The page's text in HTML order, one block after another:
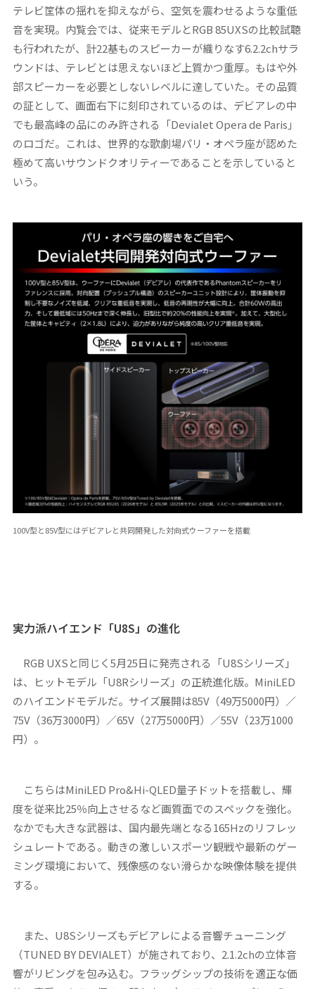
テレビ筐体の揺れを抑えながら、空気を震わせるような重低
音を実現。内覧会では、従来モデルとRGB 85UXSの比較試聴
も行われたが、計22基ものスピーカーが織りなす6.2.2chサラ
ウンドは、テレビとは思えないほど上質かつ重厚。もはや外
部スピーカーを必要としないレベルに達していた。その品質
の証として、画面右下に刻印されているのは、デビアレの中
でも最高峰の品にのみ許される「Devialet Opera de Paris」
のロゴだ。これは、世界的な歌劇場パリ・オペラ座が認めた
極めて高いサウンドクオリティーであることを示していると
いう。
100V型と85V型にはデビアレと共同開発した対向式ウーファーを搭載
実力派ハイエンド「U8S」の進化
RGB UXSと同じく5月25日に発売される「U8Sシリーズ」
は、ヒットモデル「U8Rシリーズ」の正統進化版。MiniLED
のハイエンドモデルだ。サイズ展開は85V（49万5000円）／
75V（36万3000円）／65V（27万5000円）／55V（23万1000
円）。
こちらはMiniLED Pro&Hi-QLED量子ドットを搭載し、輝
度を従来比25％向上させるなど画質面でのスペックを強化。
なかでも大きな武器は、国内最先端となる165Hzのリフレッ
シュレートである。動きの激しいスポーツ観戦や最新のゲー
ミング環境において、残像感のない滑らかな映像体験を提供
する。
また、U8Sシリーズもデビアレによる音響チューニング
（TUNED BY DEVIALET）が施されており、2.1.2chの立体音
響がリビングを包み込む。フラッグシップの技術を適正な価